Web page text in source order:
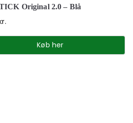
Original 2.0 – Blå
Køb her